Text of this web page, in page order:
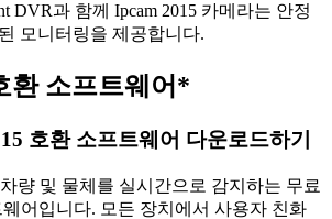
DVR과 함께 Ipcam 2015 카메라는 안정
모니터링을 제공합니다.
환 소프트웨어*
호환 소프트웨어 다운로드하기
량 및 물체를 실시간으로 감지하는 무료
어입니다. 모든 장치에서 사용자 친화